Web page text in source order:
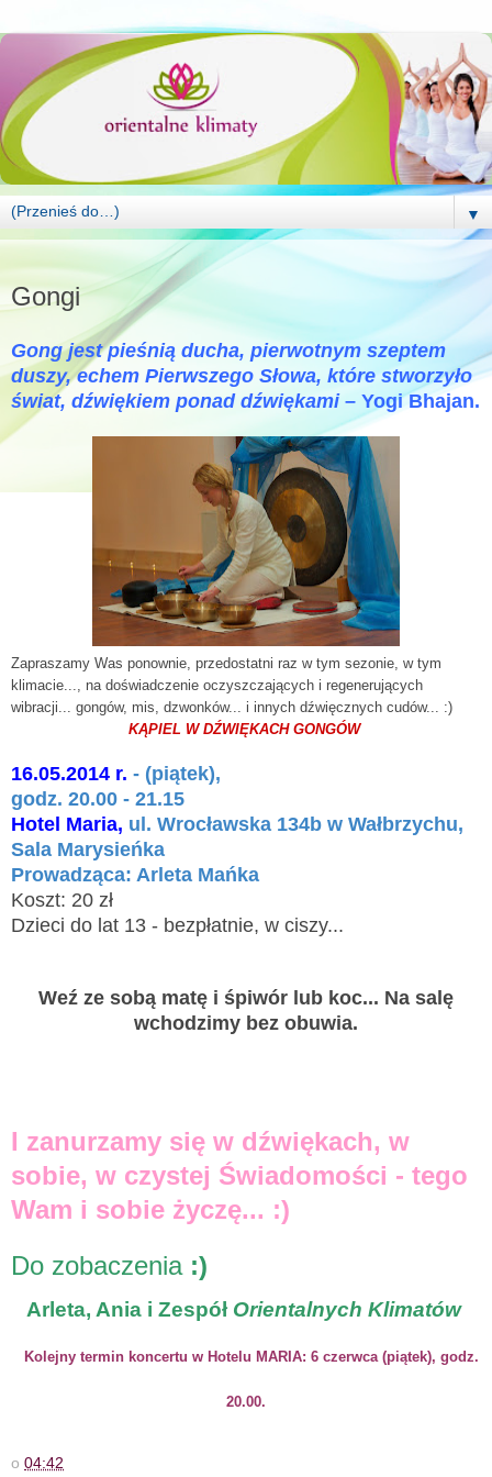
▼
PONIEDZIAŁEK, 12 MAJA 2014
Gongi
Gong jest pieśnią ducha, pierwotnym szeptem
duszy, echem Pierwszego Słowa, które stworzyło
świat, dźwiękiem ponad dźwiękami– Yogi Bhajan.
Zapraszamy Was ponownie, przedostatni raz w tym sezonie, w tym
klimacie..., na doświadczenie oczyszczających i regenerujących
wibracji... gongów, mis, dzwonków... i innych dźwięcznych cudów... :)
KĄPIEL W DŹWIĘKACH GONGÓW
16.05.2014 r. - (piątek),
godz. 20.00 - 21.15
Hotel Maria, ul. Wrocławska 134b w Wałbrzychu,
Sala Marysieńka
Prowadząca: Arleta Mańka
Koszt: 20 zł
Dzieci do lat 13 - bezpłatnie, w ciszy...
Weź ze sobą matę i śpiwór lub koc... Na salę
wchodzimy bez obuwia.
I zanurzamy się w dźwiękach, w
sobie, w czystej Świadomości - tego
Wam i sobie życzę... :)
Do zobaczenia :)
Arleta, Ania i Zespół Orientalnych Klimatów
Kolejny termin koncertu w Hotelu MARIA: 6 czerwca (piątek), godz.
20.00.
o 04:42